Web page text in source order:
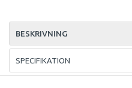
BESKRIVNING
SPECIFIKATION